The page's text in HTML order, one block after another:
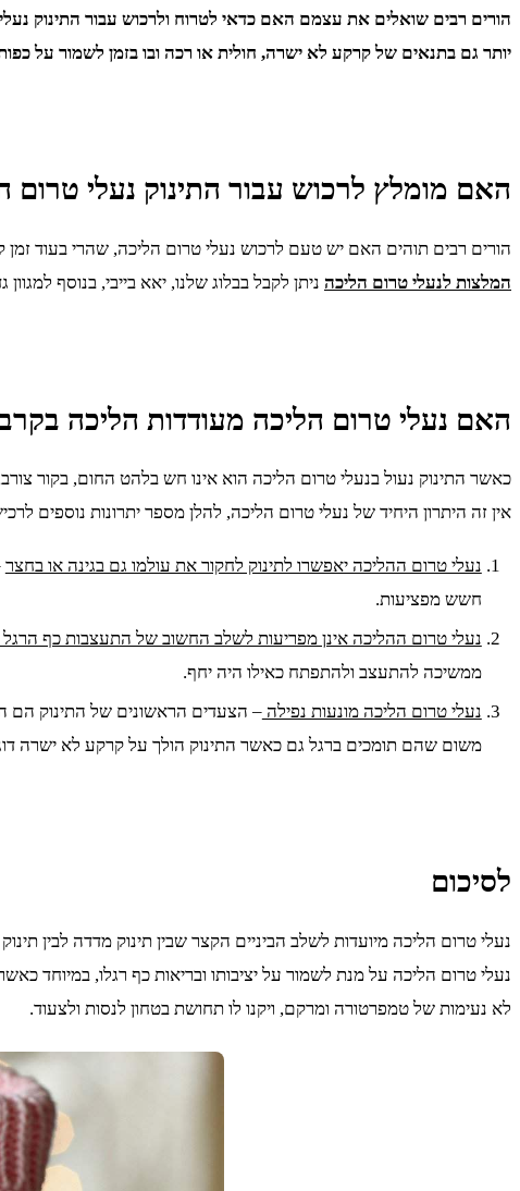
הורים רבים שואלים את עצמם האם כדאי לטרוח ולרכוש עבור התינוק
יותר גם בתנאים של קרקע לא ישרה, חולית או רכה ובו בזמן לשמור על כפות
האם מומלץ לרכוש עבור התינוק נעלי טרום
הורים רבים תוהים האם יש טעם לרכוש נעלי טרום הליכה, שהרי בעוד זמן
המלצות לנעלי טרום הליכה ניתן לקבל בבלוג שלנו, יאא בייבי, בנוסף
האם נעלי טרום הליכה מעודדות הליכה בקרב
כאשר התינוק נעול בנעלי טרום הליכה הוא אינו חש בלהט החום, בקור
אין זה היתרון היחיד של נעלי טרום הליכה, להלן מספר יתרונות נוספים
נעלי טרום ההליכה יאפשרו לתינוק לחקור את עולמו גם בגינה או בחצר
חשש מפציעות.
נעלי טרום ההליכה אינן מפריעות לשלב החשוב של התעצבות כף
ממשיכה להתעצב ולהתפתח כאילו היה יחף.
נעלי טרום הליכה מונעות נפילה– הצעדים הראשונים של התינוק הם
משום שהם תומכים ברגל גם כאשר התינוק הולך על קרקע לא ישרה
לסיכום
נעלי טרום הליכה מיועדות לשלב הביניים הקצר שבין תינוק מדדה לבין
נעלי טרום הליכה על מנת לשמור על יציבותו ובריאות כף רגלו, במיוחד
לא נעימות של טמפרטורה ומרקם, ויקנו לו תחושת בטחון לנסות ולצעוד.